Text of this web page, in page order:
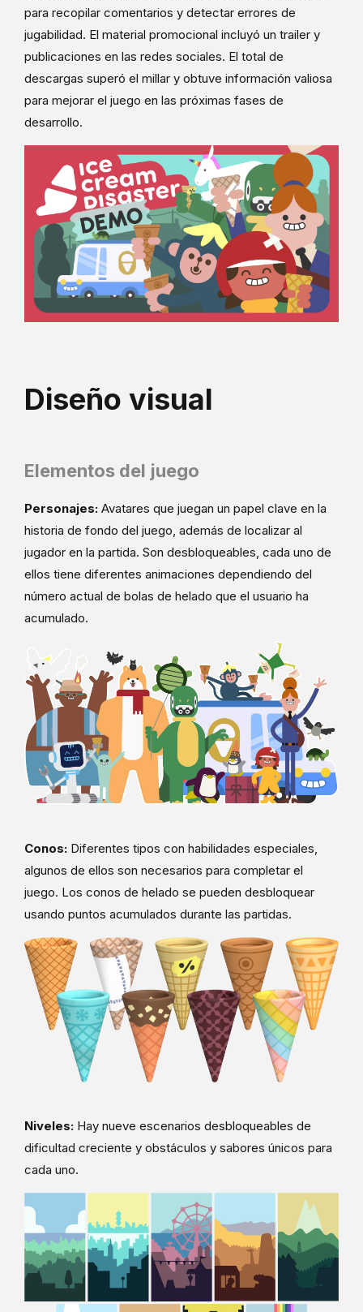
para recopilar comentarios y detectar errores de
jugabilidad. El material promocional incluyó un trailer y
publicaciones en las redes sociales. El total de
descargas superó el millar y obtuve información valiosa
para mejorar el juego en las próximas fases de
desarrollo.
Diseño visual
Elementos del juego
Personajes:Avatares que juegan un papel clave en la
historia de fondo del juego, además de localizar al
jugador en la partida. Son desbloqueables, cada uno de
ellos tiene diferentes animaciones dependiendo del
número actual de bolas de helado que el usuario ha
acumulado.
Conos: Diferentes tipos con habilidades especiales,
algunos de ellos son necesarios para completar el
juego. Los conos de helado se pueden desbloquear
usando puntos acumulados durante las partidas.
Niveles: Hay nueve escenarios desbloqueables de
dificultad creciente y obstáculos y sabores únicos para
cada uno.